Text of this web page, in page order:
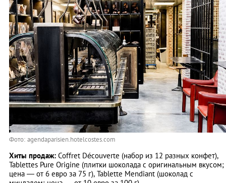
Фото: agendaparisien.hotelcostes.com
Хиты продаж: Coffret Découverte (набор из 12 разных конфет),
Tablettes Pure Origine (плитки шоколада с оригинальным вкусом;
цена — от 6 евро за 75 г), Tablette Mendiant (шоколад с